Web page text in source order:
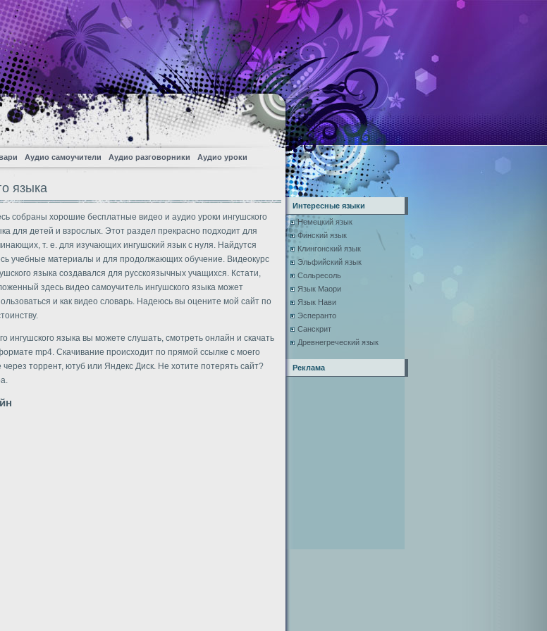
Аудио самоучители Аудио разговорники Аудио уроки
языка
собраны хорошие бесплатные видео и аудио уроки ингушского
для детей и взрослых. Этот раздел прекрасно подходит для
т. е. для изучающих ингушский язык с нуля. Найдутся
учебные материалы и для продолжающих обучение. Видеокурс
языка создавался для русскоязычных учащихся. Кстати,
здесь видео самоучитель ингушского языка может
и как видео словарь. Надеюсь вы оцените мой сайт по
ингушского языка вы можете слушать, смотреть онлайн и скачать
mp4. Скачивание происходит по прямой ссылке с моего
торрент, ютуб или Яндекс Диск. Не хотите потерять сайт?
Интересные языки
Немецкий язык
Финский язык
Клингонский язык
Эльфийский язык
Сольресоль
Язык Маори
Язык Нави
Эсперанто
Санскрит
Древнегреческий язык
Реклама